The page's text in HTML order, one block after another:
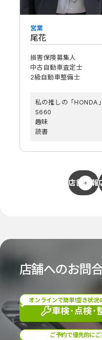
営業
尾花
損害保険募集人
中古自動車査定士
2級自動車整備士
私の推しの「HONDA」
S660
趣味
読書
店舗情報
店舗へのお問
オンラインで簡単!空き状況
車検･点検･
ご予約で優先的にご